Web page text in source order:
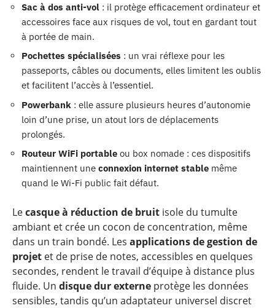
Sac à dos anti-vol : il protège efficacement ordinateur et
accessoires face aux risques de vol, tout en gardant tout
à portée de main.
Pochettes spécialisées : un vrai réflexe pour les
passeports, câbles ou documents, elles limitent les oublis
et facilitent l’accès à l’essentiel.
Powerbank : elle assure plusieurs heures d’autonomie
loin d’une prise, un atout lors de déplacements
prolongés.
Routeur WiFi portable ou box nomade : ces dispositifs
maintiennent une connexion internet stable même
quand le Wi-Fi public fait défaut.
Lecasque à réduction de bruit isole du tumulte
ambiant et crée un cocon de concentration, même
dans un train bondé. Les applications de gestion de
projet et de prise de notes, accessibles en quelques
secondes, rendent le travail d’équipe à distance plus
fluide. Un disque dur externe protège les données
sensibles, tandis qu’un adaptateur universel discret